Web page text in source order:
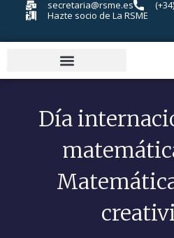
secretaria@rsme.es
Hazte socio de La RSME
Día